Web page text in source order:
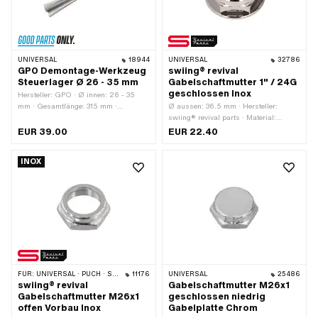
UNIVERSAL 18944
GPO Demontage-Werkzeug
Steuerlager Ø 26 - 35 mm
Hersteller: GPO · Ø innen: 26 - 35
mm · Gesamtlänge: 315 mm ·
EUR 39.00
UNIVERSAL 32786
swiing® revival
Gabelschaftmutter 1" / 24G
geschlossen Inox
Ø aussen: 36.5 mm · Hersteller:
swiing® revival parts · Material:
Chromstahl (umgangssprachlich
Gewindeart: FG25.4 (1" 24G) · Höhe:
14 mm · Schlüsselweite: 30 mm
EUR 22.40
INOX
FÜR: UNIVERSAL · PUCH · SACHS · PONY / CILO (BETA 521 & 512) · ZÜNDAPP BELMONDO · TOMOS 11176
swiing® revival
Gabelschaftmutter M26x1
offen Vorbau Inox
UNIVERSAL 25486
Gabelschaftmutter M26x1
geschlossen niedrig
Gabelplatte Chrom